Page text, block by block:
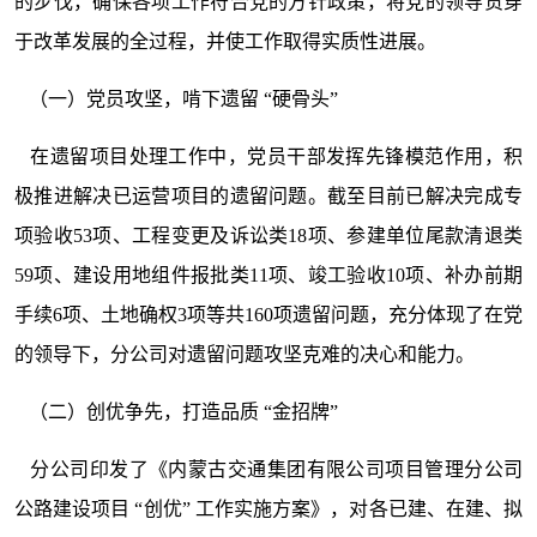
于改革发展的全过程，并使工作取得实质性进展。
（一）党员攻坚，啃下遗留 “硬骨头”
在遗留项目处理工作中，党员干部发挥先锋模范作用，积
极推进解决已运营项目的遗留问题。截至目前已解决完成专
项验收53项、工程变更及诉讼类18项、参建单位尾款清退类
59项、建设用地组件报批类11项、竣工验收10项、补办前期
手续6项、土地确权3项等共160项遗留问题，充分体现了在党
的领导下，分公司对遗留问题攻坚克难的决心和能力。
（二）创优争先，打造品质 “金招牌”
分公司印发了《内蒙古交通集团有限公司项目管理分公司
公路建设项目 “创优” 工作实施方案》，对各已建、在建、拟